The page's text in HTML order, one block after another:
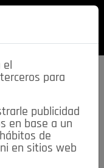
esta
el
para
publicidad
en base a un
de
en sitios web